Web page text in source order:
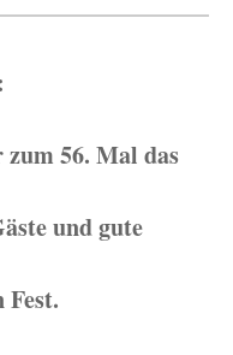
56. Mal das
und gute